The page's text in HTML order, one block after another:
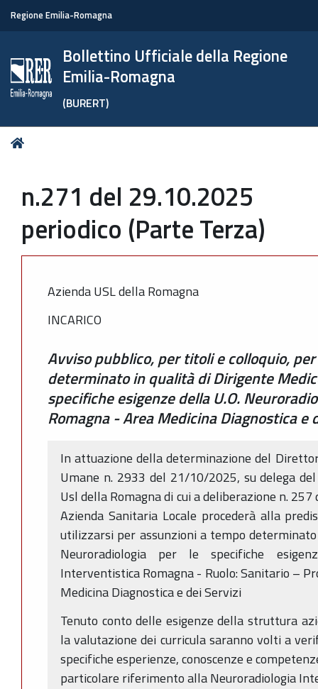
Regione Emilia-Romagna
Bollettino Ufficiale della Regione
Emilia-Romagna
(BURERT)
Tu
n.271 del 29.10.2025
periodico (Parte Terza)
Azienda USL della Romagna
INCARICO
Avviso pubblico, per titoli e colloquio,
determinato in qualità di Dirigente
specifiche esigenze della U.O.
Romagna - Area Medicina Diagnostica e
In attuazione della determinazione del
Umane n. 2933 del 21/10/2025, su delega
Usl della Romagna di cui a deliberazione n.
Azienda Sanitaria Locale procederà alla
utilizzarsi per assunzioni a tempo
Neuroradiologia per le specifiche
Interventistica Romagna - Ruolo: Sanitario –
Medicina Diagnostica e dei Servizi
Tenuto conto delle esigenze della struttura
la valutazione dei curricula saranno volti a
specifiche esperienze, conoscenze e
particolare riferimento alla Neuroradiologia